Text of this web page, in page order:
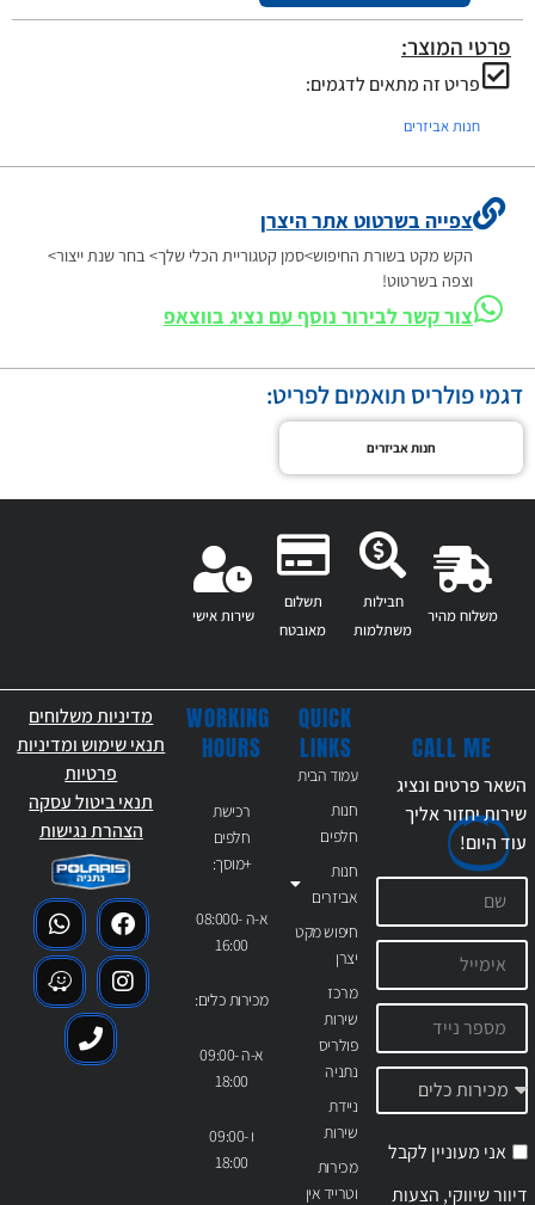
פרטי המוצר:
פריט זה מתאים לדגמים:
חנות אביזרים
צפייה בשרטוט אתר היצרן
הקש מקט בשורת החיפוש>סמן קטגוריית הכלי שלך> בחר שנת ייצור>
וצפה בשרטוט!
צור קשר לבירור נוסף עם נציג בווצאפ
דגמי פולריס תואמים לפריט:
חנות אביזרים
משלוח מהיר
חבילות
משתלמות
תשלום
מאובטח
שירות אישי
QUICK
LINKS
עמוד הבית
חנות
חלפים
חנות
אביזרים
חיפוש מקט
יצרן
מרכז
שירות
פולריס
נתניה
ניידת
שירות
מכירות
וטרייד אין
WORKING
HOURS
רכישת
חלפים
+מוסך:
א-ה 08:000-
16:00
מכירות כלים:
א-ה 09:00-
18:00
ו 09:00-
18:00
CALL ME
השאר פרטים ונציג
שירות יחזור אליך
עודהיום!
אני מעוניין לקבל
דיוור שיווקי, הצעות
מדיניות משלוחים
תנאי שימוש ומדיניות
פרטיות
תנאי ביטול עסקה
הצהרת נגישות